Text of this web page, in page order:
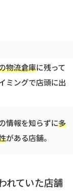
物流倉庫に残って
ミングで店頭に出
情報を知らずに多
がある店舗。
れていた店舗